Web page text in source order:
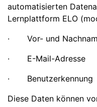
automatisierten
Lernplattform ELO
· Vor- und
· E-Mail-Adresse
· Benutzerkennung
Diese Daten können